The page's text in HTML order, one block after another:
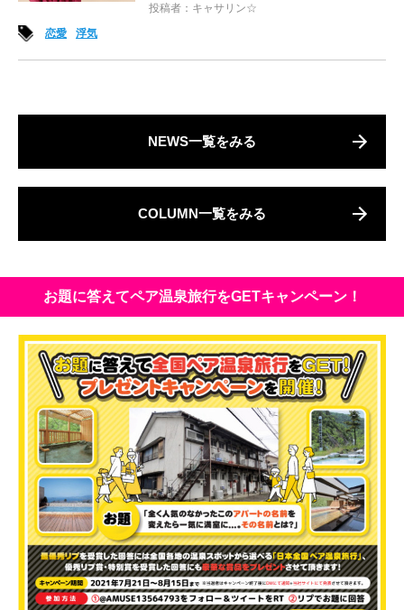
投稿者：キャサリン☆
恋愛
浮気
NEWS一覧をみる
COLUMN一覧をみる
お題に答えてペア温泉旅行をGETキャンペーン！